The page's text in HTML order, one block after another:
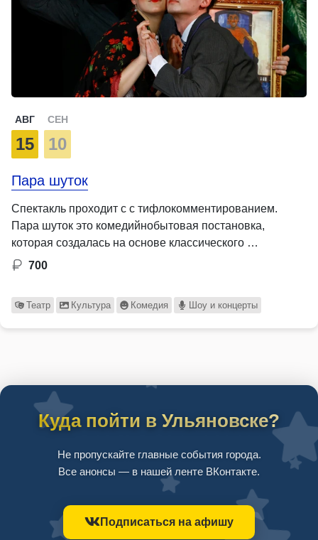
АВГ
15
СЕН
10
Пара шуток
Спектакль проходит с с тифлокомментированием.
Пара шуток это комедийнобытовая постановка,
которая создалась на основе классического …
700
Театр Культура Комедия Шоу и концерты
Куда пойти в Ульяновске?
Не пропускайте главные события города.
Все анонсы — в нашей ленте ВКонтакте.
Подписаться на афишу